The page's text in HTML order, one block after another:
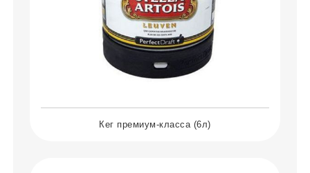
Кег премиум-класса (6л)